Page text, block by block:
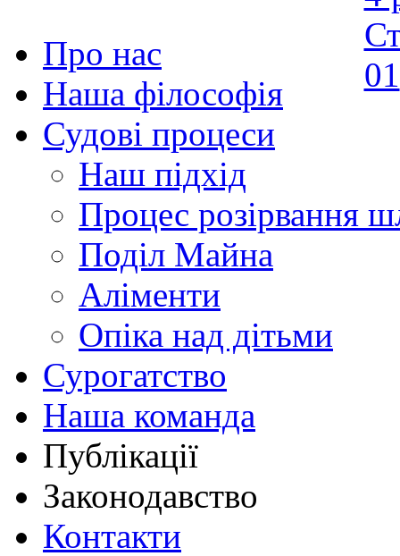
Про нас
Наша філософія
Судові процеси
Наш підхід
Процес розірвання
Поділ Майна
Аліменти
Опіка над дітьми
Сурогатство
Наша команда
Публікації
Законодавство
Контакти